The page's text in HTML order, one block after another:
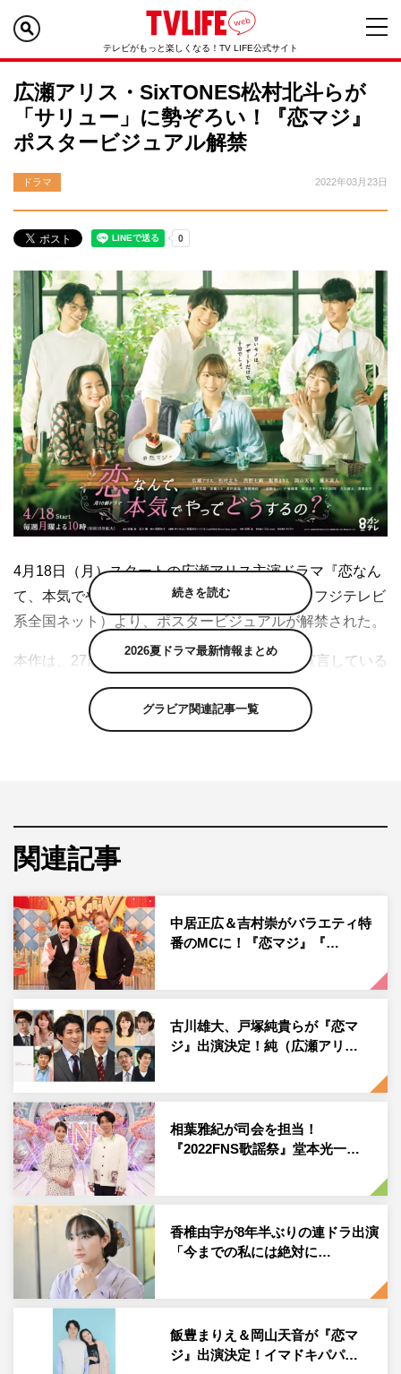
テレビがもっと楽しくなる！TV LIFE公式サイト
広瀬アリス・SixTONES松村北斗らが
「サリュー」に勢ぞろい！『恋マジ』
ポスタービジュアル解禁
ドラマ 2022年03月23日
4月18日（月）スタートの広瀬アリス主演ドラマ『恋なん
て、本気でやってどうするの？』（カンテレ・フジテレビ
系全国ネット）より、ポスタービジュアルが解禁された。
本作は、27歳で「恋なんて人生のムダ！」と宣言している
恋愛経験・男性経験ゼロの桜沢純（広瀬アリス）と、女性
を癒す天才で“来る者拒まず去る者追わず”の刹那恋愛主義
男子・長峰柊磨（松村北斗）をはじめとし、恋に本気にな
この度、そんな本作のポスタービジュアルが完成。映し出
されているのは、高校からの同級生で今はそれぞれの道を
歩んでいる純、清宮響子（西野七瀬）、真山アリサ（飯豊
まりえ）。
そして、柊磨、内村克巳（岡山天音）、岩橋要（藤木直
人）が見守る中、ドラマの舞台ともなるフレンチビストロ
「サリュー」に集合し女子会を開いている様子だ。ドラマ
のワンシーンを切り取ったようなビジュアルで制作された
ポスターは、それぞれの笑顔がすてきな“女子会Ver.”とな
っている。
さらに、純の隣に描かれた「甘いものは、デザートだけで
十分でしょ？」は、“甘い”恋愛未経験の純が、ドラマが進
むにつれて恋に本気になり、“甘い”恋愛を経験することを
想起させるフレーズ。恋に本気になれない6人の男女に、
このビジュアルのような日が訪れるのか。そして、別Ver.
もあるのか、今後の続報にも注目だ。
第1話（4月18日放送）あらすじ
桜沢純（広瀬アリス）は、食器ブランド「相良製陶」の洋
食器デザイナー。大事な展示会の仕事を任されるなど若き
チーフとして上司からの信頼も厚いが、いっぽうでは、ア
続きを読む
2026夏ドラマ最新情報まとめ
グラビア関連記事一覧
関連記事
中居正広＆吉村崇がバラエティ特
番のMCに！『恋マジ』『…
古川雄大、戸塚純貴らが『恋マ
ジ』出演決定！純（広瀬アリ…
相葉雅紀が司会を担当！
『2022FNS歌謡祭』堂本光一…
香椎由宇が8年半ぶりの連ドラ出演
「今までの私には絶対に…
飯豊まりえ＆岡山天音が『恋マ
ジ』出演決定！イマドキパパ…